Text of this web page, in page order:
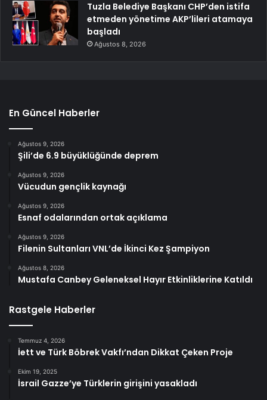
Tuzla Belediye Başkanı CHP’den istifa
etmeden yönetime AKP’lileri atamaya
başladı
Ağustos 8, 2026
En Güncel Haberler
Ağustos 9, 2026
Şili’de 6.9 büyüklüğünde deprem
Ağustos 9, 2026
Vücudun gençlik kaynağı
Ağustos 9, 2026
Esnaf odalarından ortak açıklama
Ağustos 9, 2026
Filenin Sultanları VNL’de İkinci Kez Şampiyon
Ağustos 8, 2026
Mustafa Canbey Geleneksel Hayır Etkinliklerine Katıldı
Rastgele Haberler
Temmuz 4, 2026
İett ve Türk Böbrek Vakfı’ndan Dikkat Çeken Proje
Ekim 19, 2025
İsrail Gazze’ye Türklerin girişini yasakladı